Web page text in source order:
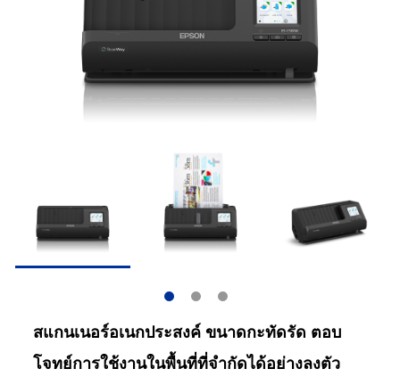
สแกนเนอร์อเนกประสงค์ ขนาดกะทัดรัด ตอบ
โจทย์การใช้งานในพื้นที่ที่จำกัดได้อย่างลงตัว